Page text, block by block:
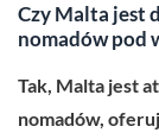
Czy Malta jest
nomadów pod
Tak, Malta jest
nomadów,